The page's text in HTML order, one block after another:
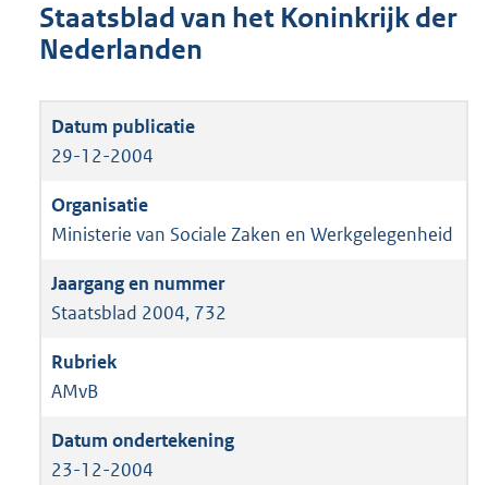
Staatsblad van het Koninkrijk der
Nederlanden
29-12-2004
Ministerie van Sociale Zaken en Werkgelegenheid
Staatsblad 2004, 732
AMvB
23-12-2004